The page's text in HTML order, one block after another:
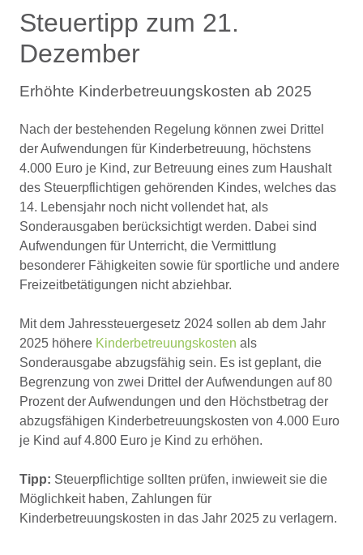
Steuertipp zum 21.
Dezember
Erhöhte Kinderbetreuungskosten ab 2025
Nach der bestehenden Regelung können zwei Drittel
der Aufwendungen für Kinderbetreuung, höchstens
4.000 Euro je Kind, zur Betreuung eines zum Haushalt
des Steuerpflichtigen gehörenden Kindes, welches das
14. Lebensjahr noch nicht vollendet hat, als
Sonderausgaben berücksichtigt werden. Dabei sind
Aufwendungen für Unterricht, die Vermittlung
besonderer Fähigkeiten sowie für sportliche und andere
Freizeitbetätigungen nicht abziehbar.
Mit dem Jahressteuergesetz 2024 sollen ab dem Jahr
2025 höhere Kinderbetreuungskosten als
Sonderausgabe abzugsfähig sein. Es ist geplant, die
Begrenzung von zwei Drittel der Aufwendungen auf 80
Prozent der Aufwendungen und den Höchstbetrag der
abzugsfähigen Kinderbetreuungskosten von 4.000 Euro
je Kind auf 4.800 Euro je Kind zu erhöhen.
Tipp: Steuerpflichtige sollten prüfen, inwieweit sie die
Möglichkeit haben, Zahlungen für
Kinderbetreuungskosten in das Jahr 2025 zu verlagern.